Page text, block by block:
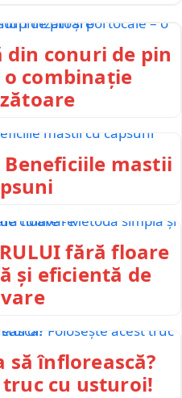
din conuri de pin
o combinație
Beneficiile mastii
fără floare
și eficientă de
să înflorească?
truc cu usturoi!